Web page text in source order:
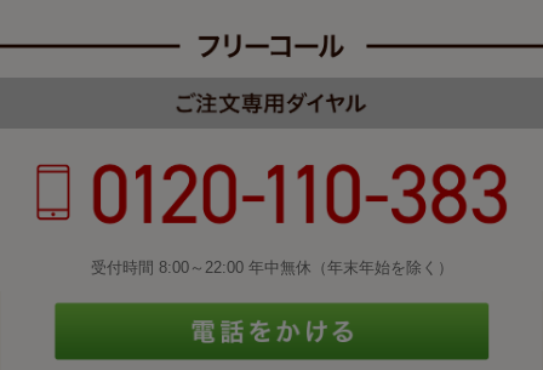
受付時間 8:00～22:00 年中無休（年末年始を除く）